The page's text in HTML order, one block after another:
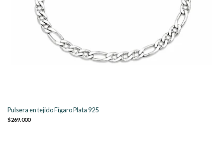
Pulsera en tejido Fígaro Plata 925
$269.000